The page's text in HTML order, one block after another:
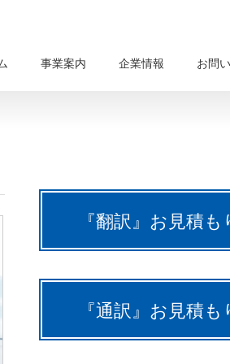
事業案内 企業情報 お問
『翻訳』お見積も
『通訳』お見積も